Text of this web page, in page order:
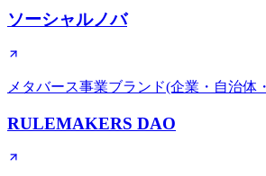
ソーシャルノバ
メタバース事業ブランド(企業・自治体
RULEMAKERS DAO